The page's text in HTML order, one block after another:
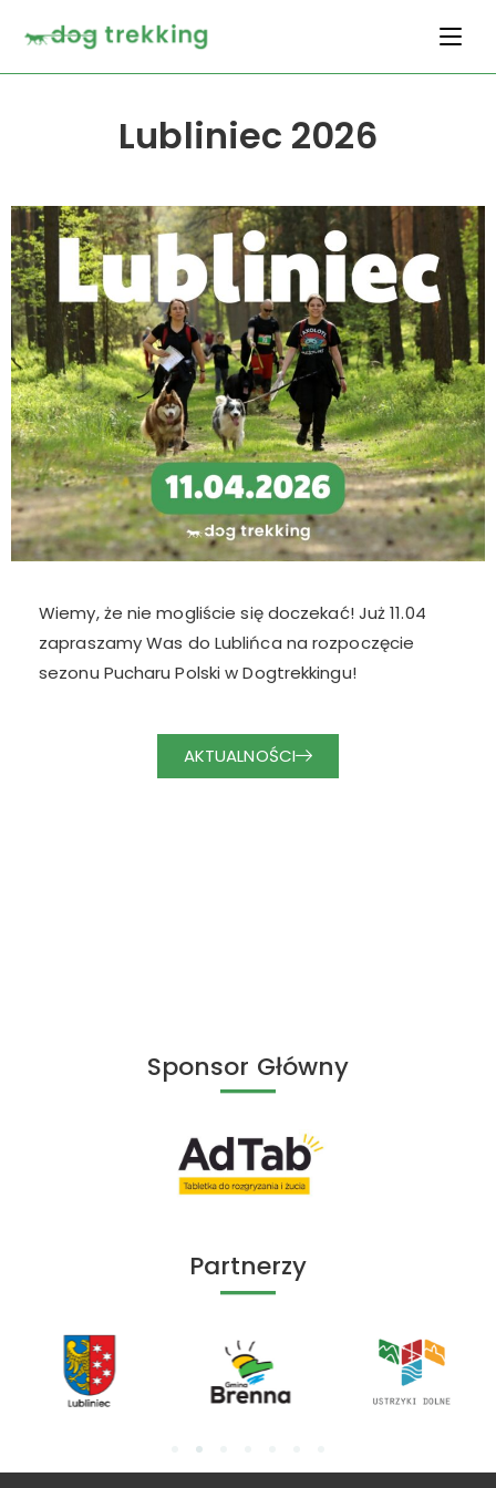
Lubliniec 2026
Wiemy, że nie mogliście się doczekać! Już 11.04
zapraszamy Was do Lublińca na rozpoczęcie
sezonu Pucharu Polski w Dogtrekkingu!
AKTUALNOŚCI
Sponsor Główny
Partnerzy